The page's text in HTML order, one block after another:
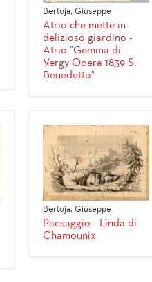
Bertoja, Giuseppe
Atrio che mette in
delizioso giardino -
Atrio "Gemma di
Vergy Opera 1839 S.
Benedetto"
Bertoja, Giuseppe
Paesaggio - Linda di
Chamounix